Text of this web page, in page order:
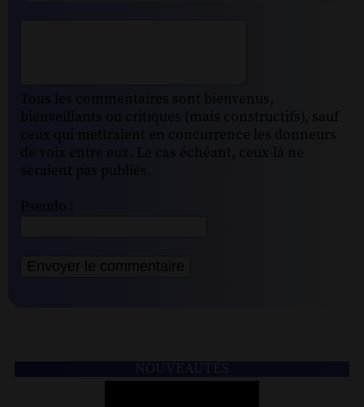
Tous les commentaires sont bienvenus,
bienveillants ou critiques (mais constructifs), sauf
ceux qui mettraient en concurrence les donneurs
de voix entre eux. Le cas échéant, ceux-là ne
seraient pas publiés.
Pseudo :